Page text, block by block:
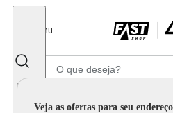
Menu
Veja as ofertas para seu